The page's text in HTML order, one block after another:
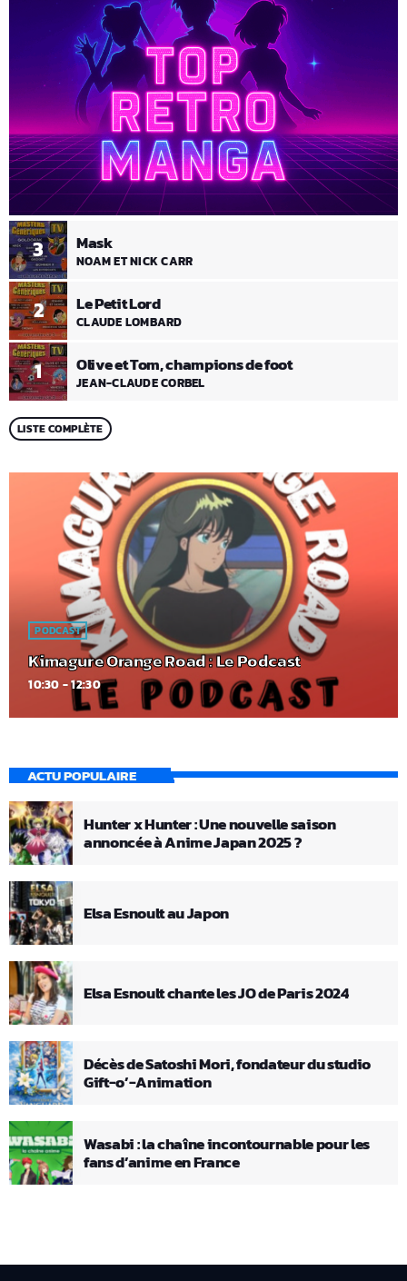
1 Olive et Tom, champions de foot
JEAN-CLAUDE CORBEL
2 Le Petit Lord
CLAUDE LOMBARD
3 Mask
NOAM ET NICK CARR
LISTE COMPLÈTE
PODCAST
Kimagure Orange Road : Le Podcast
10:30 - 12:30
ACTU POPULAIRE
Hunter x Hunter : Une nouvelle saison
annoncée à Anime Japan 2025 ?
Elsa Esnoult au Japon
Elsa Esnoult chante les JO de Paris 2024
Décès de Satoshi Mori, fondateur du studio
Gift-o’-Animation
Wasabi : la chaîne incontournable pour les
fans d’anime en France